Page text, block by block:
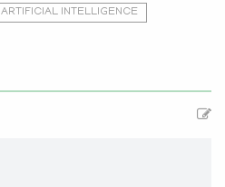
ARTIFICIAL INTELLIGENCE